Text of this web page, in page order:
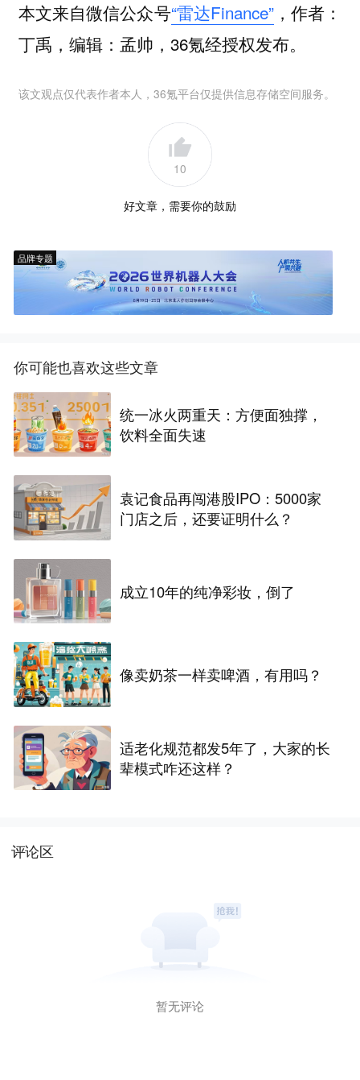
本文来自微信公众号“雷达Finance”，作者：
丁禹，编辑：孟帅，36氪经授权发布。
该文观点仅代表作者本人，36氪平台仅提供信息存储空间服务。
10
好文章，需要你的鼓励
品牌专题
你可能也喜欢这些文章
统一冰火两重天：方便面独撑，
饮料全面失速
袁记食品再闯港股IPO：5000家
门店之后，还要证明什么？
成立10年的纯净彩妆，倒了
像卖奶茶一样卖啤酒，有用吗？
适老化规范都发5年了，大家的长
辈模式咋还这样？
评论区
暂无评论